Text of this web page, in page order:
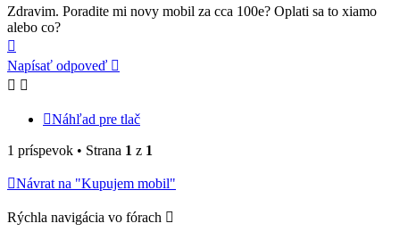
Zdravim. Poradite mi novy mobil za cca 100e? Oplati sa to xiamo
alebo co?
Napísať odpoveď
Náhľad pre tlač
1 príspevok • Strana 1 z 1
Návrat na "Kupujem mobil"
Rýchla navigácia vo fórach